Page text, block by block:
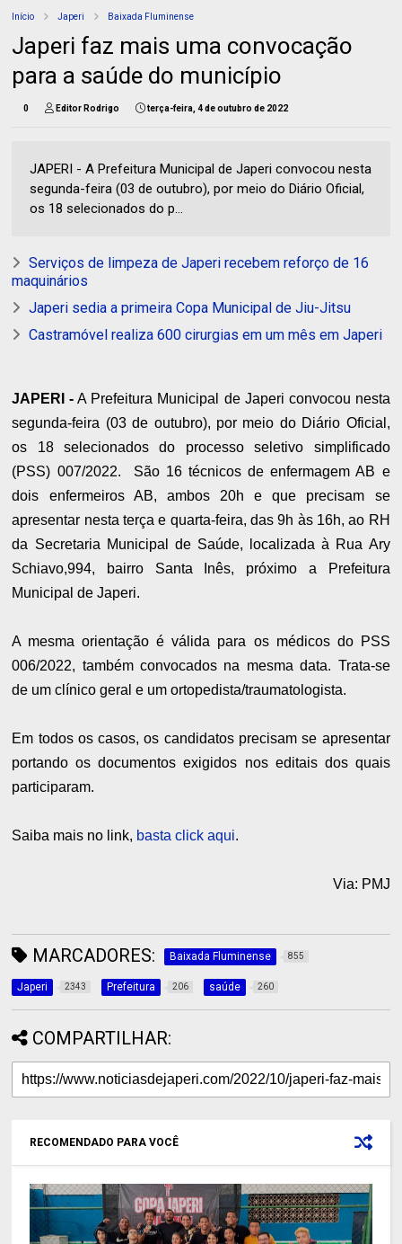
Início Japeri Baixada Fluminense
Japeri faz mais uma convocação
para a saúde do município
0 Editor Rodrigo terça-feira, 4 de outubro de 2022
JAPERI - A Prefeitura Municipal de Japeri convocou nesta
segunda-feira (03 de outubro), por meio do Diário Oficial,
os 18 selecionados do p...
Serviços de limpeza de Japeri recebem reforço de 16
maquinários
Japeri sedia a primeira Copa Municipal de Jiu-Jitsu
Castramóvel realiza 600 cirurgias em um mês em Japeri
JAPERI - A Prefeitura Municipal de Japeri convocou nesta
segunda-feira (03 de outubro), por meio do Diário Oficial,
os 18 selecionados do processo seletivo simplificado
(PSS) 007/2022. São 16 técnicos de enfermagem AB e
dois enfermeiros AB, ambos 20h e que precisam se
apresentar nesta terça e quarta-feira, das 9h às 16h, ao RH
da Secretaria Municipal de Saúde, localizada à Rua Ary
Schiavo,994, bairro Santa Inês, próximo a Prefeitura
Municipal de Japeri.
A mesma orientação é válida para os médicos do PSS
006/2022, também convocados na mesma data. Trata-se
de um clínico geral e um ortopedista/traumatologista.
Em todos os casos, os candidatos precisam se apresentar
portando os documentos exigidos nos editais dos quais
participaram.
Saiba mais no link, basta click aqui.
Via: PMJ
MARCADORES: Baixada Fluminense 855
Japeri 2343 Prefeitura 206 saúde 260
COMPARTILHAR:
RECOMENDADO PARA VOCÊ